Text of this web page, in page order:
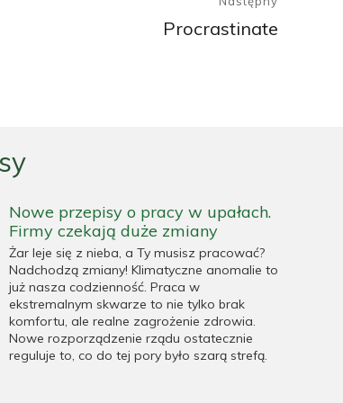
Następny
Procrastinate
Nowe przepisy o pracy w upałach.
Firmy czekają duże zmiany
Żar leje się z nieba, a Ty musisz pracować?
Nadchodzą zmiany! Klimatyczne anomalie to
już nasza codzienność. Praca w
ekstremalnym skwarze to nie tylko brak
komfortu, ale realne zagrożenie zdrowia.
Nowe rozporządzenie rządu ostatecznie
reguluje to, co do tej pory było szarą strefą.